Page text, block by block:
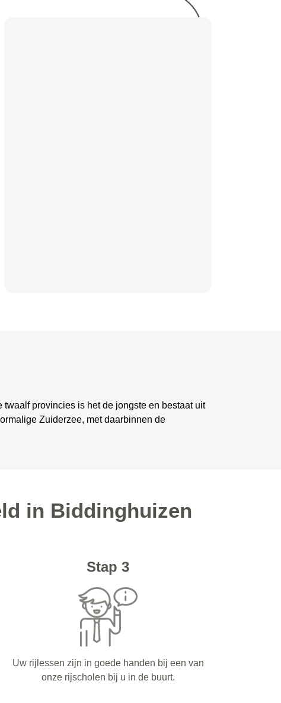
provincies is het de jongste en bestaat uit
Zuiderzee, met daarbinnen de
in Biddinghuizen
Stap 3
Uw rijlessen zijn in goede handen bij een van
onze rijscholen bij u in de buurt.